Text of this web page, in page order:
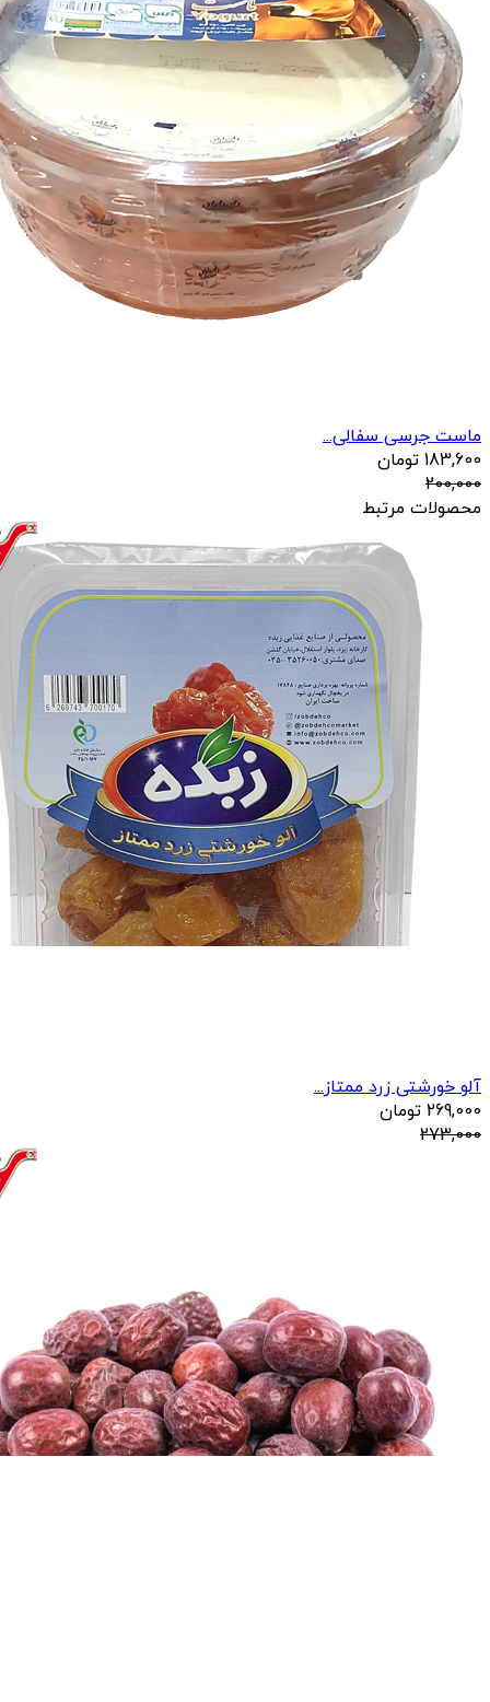
ماست جرسی سفالی...
183,600 تومان
200,000
محصولات مرتبط
آلو خورشتی زرد ممتاز...
269,000 تومان
273,000